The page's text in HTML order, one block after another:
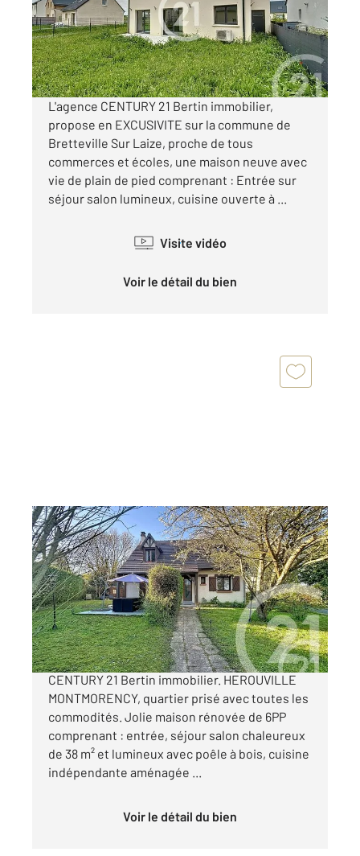
Maison à vendre
299 000 €
Visiter le site dédié
L'agence CENTURY 21 Bertin immobilier,
propose en EXCUSIVITE sur la commune de
Bretteville Sur Laize, proche de tous
commerces et écoles, une maison neuve avec
vie de plain de pied comprenant : Entrée sur
séjour salon lumineux, cuisine ouverte à ...
Visite vidéo
Voir le détail du bien
HEROUVILLE ST CLAIR 14
107 m2, 6 pièces
Ref : 3216
Maison à vendre
310 000 €
Nouveau et uniquement dans votre agence
CENTURY 21 Bertin immobilier. HEROUVILLE
MONTMORENCY, quartier prisé avec toutes les
commodités. Jolie maison rénovée de 6PP
comprenant : entrée, séjour salon chaleureux
de 38 m² et lumineux avec poêle à bois, cuisine
indépendante aménagée ...
Voir le détail du bien